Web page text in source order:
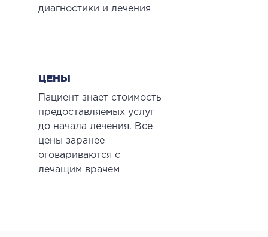
диагностики и лечения
ЦЕНЫ
Пациент знает стоимость
предоставляемых услуг
до начала лечения. Все
цены заранее
оговариваются с
лечащим врачем